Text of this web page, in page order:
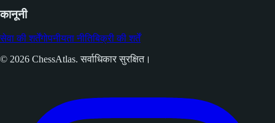
कानूनी
सेवा की शर्तेंगोपनीयता नीतिबिक्री की शर्तें
© 2026 ChessAtlas. सर्वाधिकार सुरक्षित।